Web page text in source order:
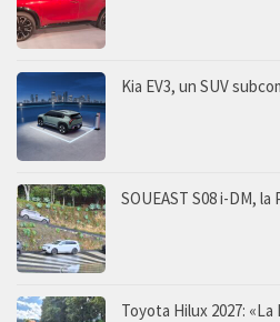
Kia EV3, un SUV
SOUEAST S08 i-DM,
Toyota Hilux 2027: